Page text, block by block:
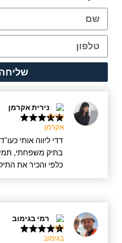
נירית אקרמן
דדי ליווה אותי
בתיק משפחתי,
כלפי והכיר את
הקטנים ביותר.
ובאמת רצה לעזור
מיד בכל פרט חדש
בנוסף, הוא אדם ישר
להילחם על זכויות
רמי בגימוב